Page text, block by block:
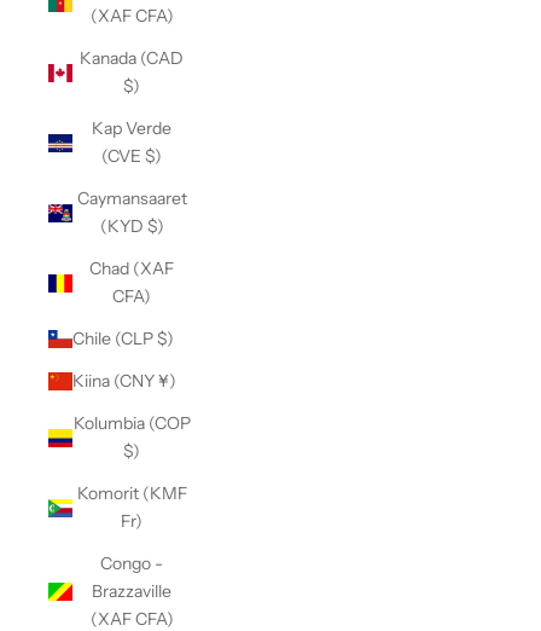
(XAF CFA)
Kanada (CAD
$)
Kap Verde
(CVE $)
Caymansaaret
(KYD $)
Chad (XAF
CFA)
Chile (CLP $)
Kiina (CNY ¥)
Kolumbia (COP
$)
Komorit (KMF
Fr)
Congo -
Brazzaville
(XAF CFA)